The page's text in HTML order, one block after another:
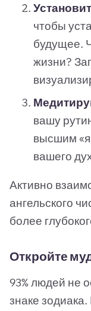
чтобы
будущее.
жизни?
вашу
высшим
вашего
Активно
ангельского
более
Откройте
93% людей не
знаке